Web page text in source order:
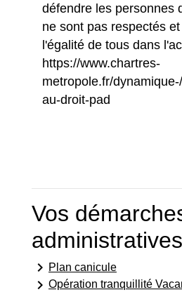
défendre les personnes
ne sont pas respectés
l'égalité de tous dans
https://www.chartres-
metropole.fr/
au-droit-pad
Vos
administratives
keyboard_arrow_right Plan canicule
keyboard_arrow_right Opération tranquillité